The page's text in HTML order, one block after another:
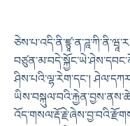
ཤིས་པའི་ལྷ་རེག་དང་།